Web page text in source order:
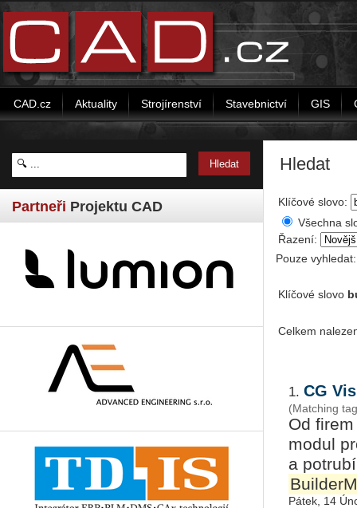
CAD.cz Aktuality Strojírenství Stavebnictví GIS
Partneři Projektu CAD
Hledat
Klíčové slovo:
Všechna
Řazení:
Pouze
Klíčové slovo
Celkem
1. CG
(Matching
Od
modul
a
Pátek, 14